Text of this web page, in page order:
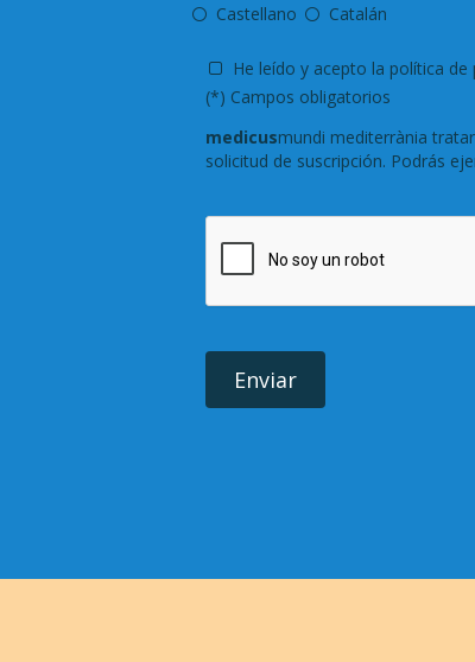
Castellano Catalán
He leído y acepto la política de
(*) Campos obligatorios
medicusmundi mediterrània
solicitud de suscripción. Podrás
Enviar